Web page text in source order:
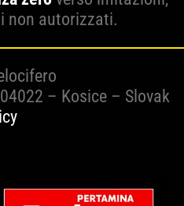
non autorizzati.
– Kosice – Slovak